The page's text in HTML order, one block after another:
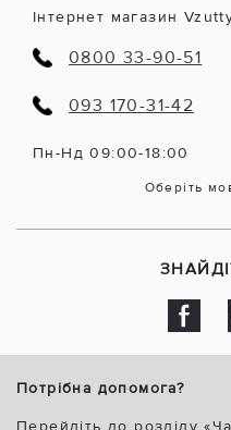
Інтернет магазин
0800 33-90-51
093 170-31-42
Пн-Нд 09:00-18:00
Оберіть
Потрібна допомога?